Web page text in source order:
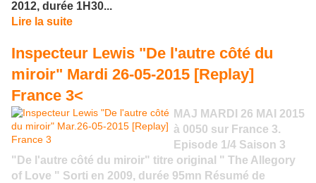
2012, durée 1H30...
Lire la suite
Inspecteur Lewis "De l'autre côté du
miroir" Mardi 26-05-2015 [Replay]
France 3<
MAJ MARDI 26 MAI 2015
à 0050 sur France 3.
Episode 1/4 Saison 3
"De l'autre côté du miroir" titre original " The Allegory
of Love " Sorti en 2009, durée 95mn Résumé de